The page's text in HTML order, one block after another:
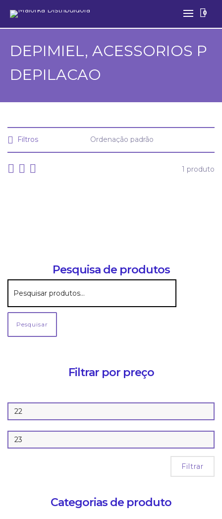
0
DEPIMIEL, ACESSORIOS P
DEPILACAO
Filtros
1 produto
Pesquisa de produtos
Pesquisar
Filtrar por preço
Filtrar
Categorias de produto